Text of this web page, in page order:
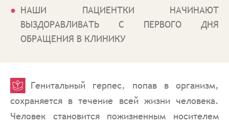
НАШИ ПАЦИЕНТКИ НАЧИНАЮТ
ВЫЗДОРАВЛИВАТЬ С ПЕРВОГО ДНЯ
ОБРАЩЕНИЯ В КЛИНИКУ
Генитальный герпес, попав в организм,
сохраняется в течение всей жизни человека.
Человек становится пожизненным носителем